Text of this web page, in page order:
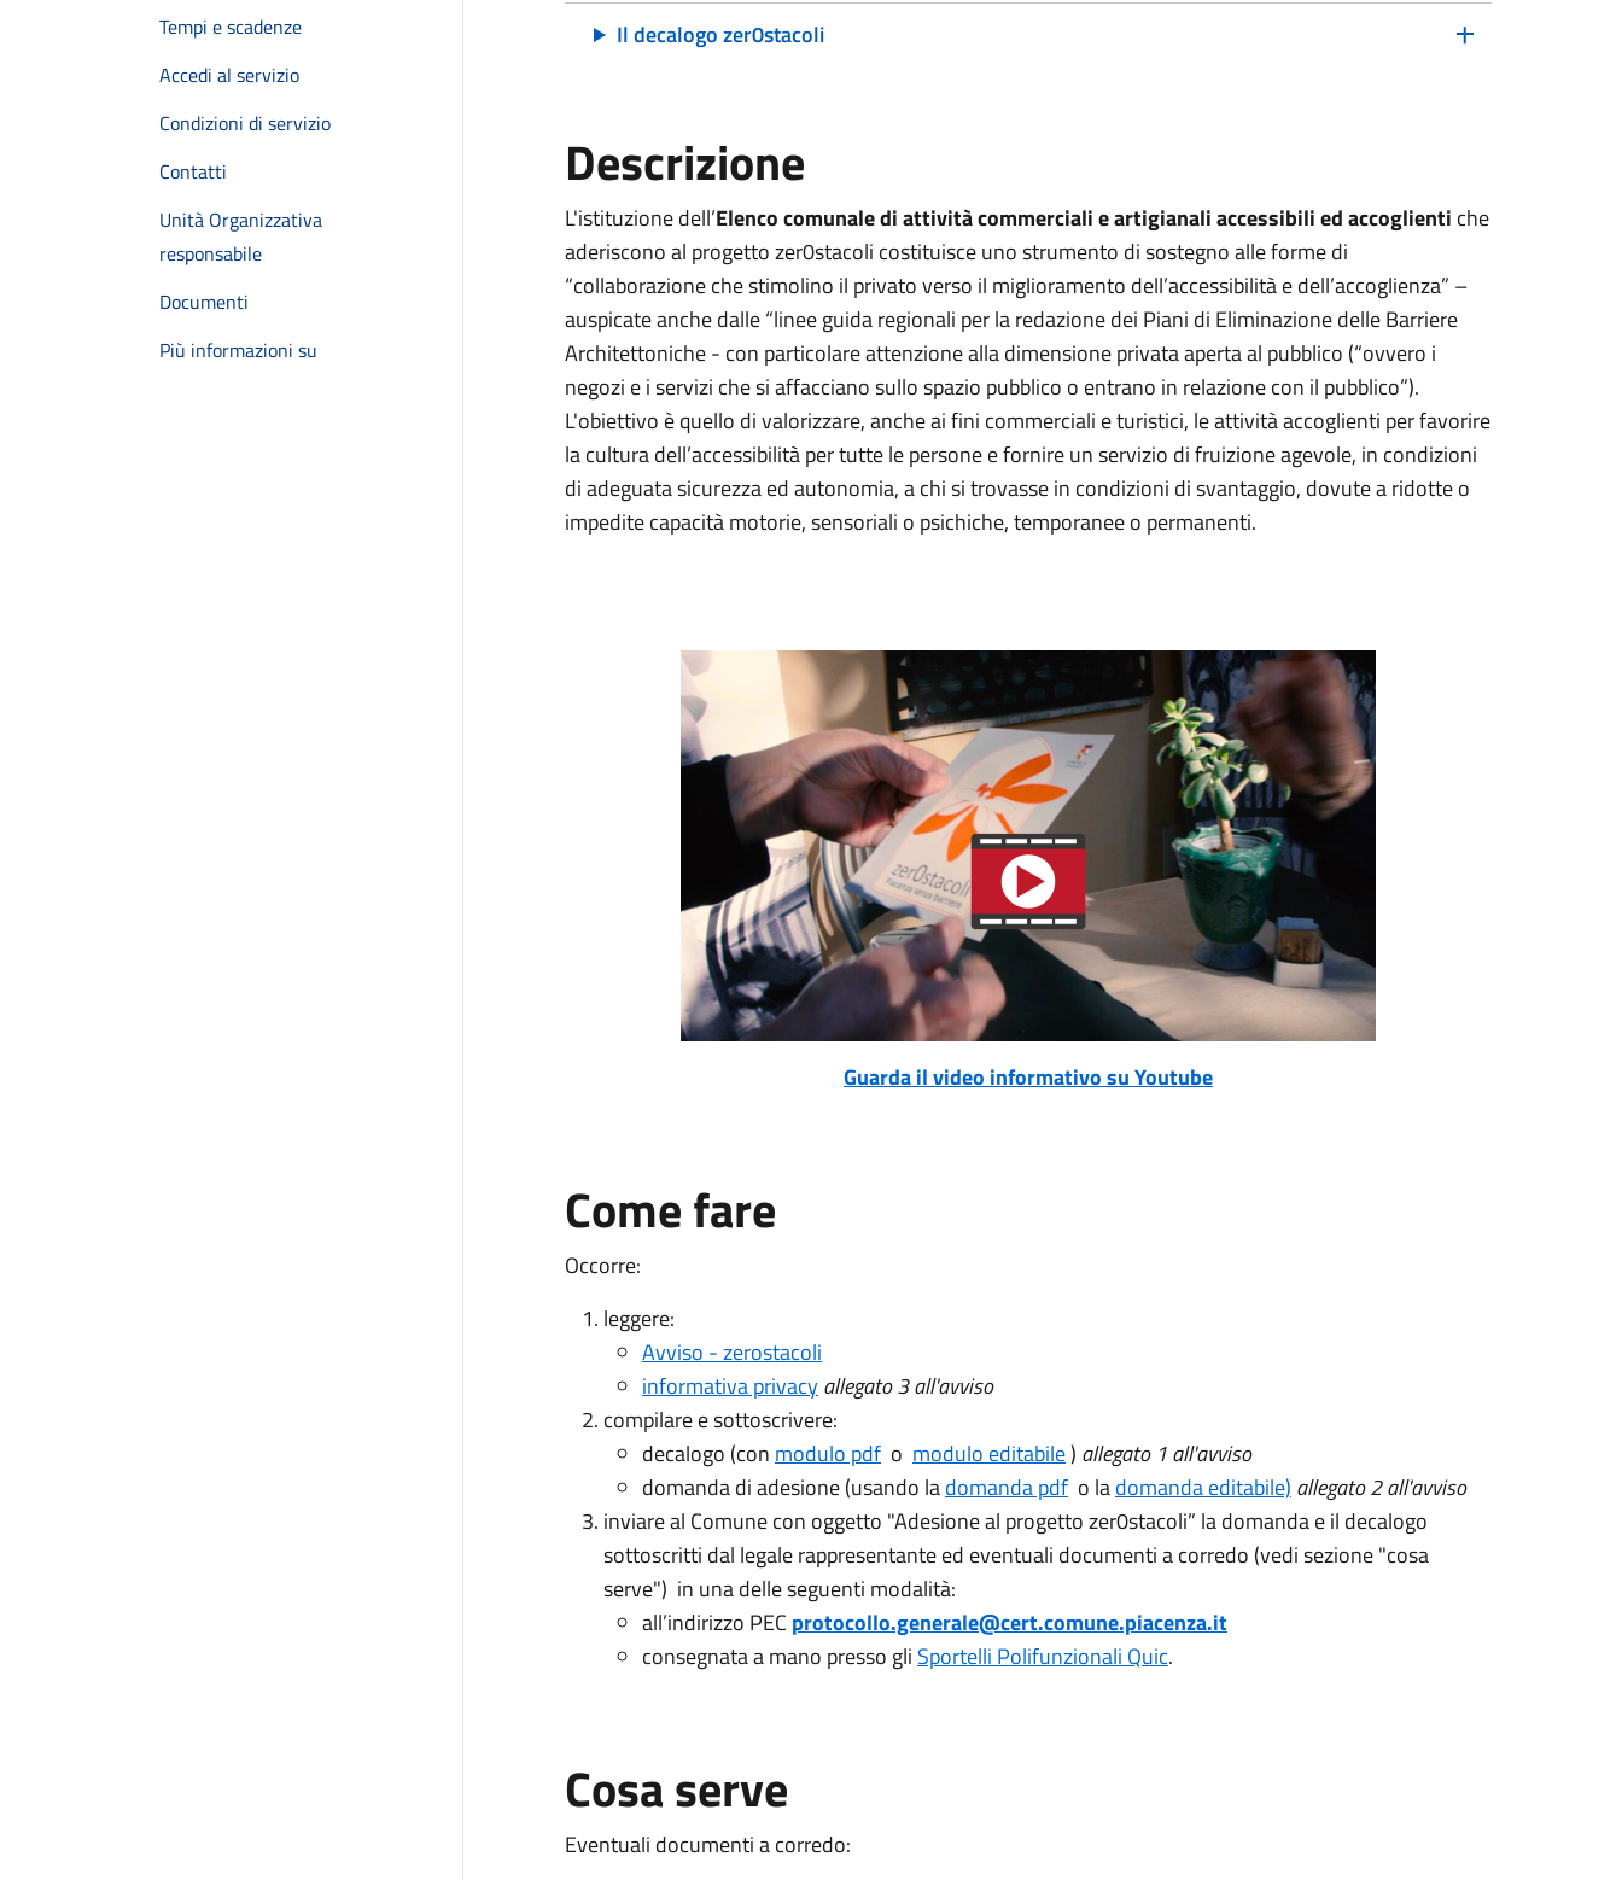
Tempi e scadenze
Accedi al servizio
Condizioni di servizio
Contatti
Unità Organizzativa
responsabile
Documenti
Più informazioni su
Il decalogo zer0stacoli
Descrizione
L'istituzione dell’Elenco comunale di attività commerciali e artigianali accessibili ed accoglienti che
aderiscono al progetto zer0stacoli costituisce uno strumento di sostegno alle forme di
“collaborazione che stimolino il privato verso il miglioramento dell’accessibilità e dell’accoglienza” –
auspicate anche dalle “linee guida regionali per la redazione dei Piani di Eliminazione delle Barriere
Architettoniche - con particolare attenzione alla dimensione privata aperta al pubblico (“ovvero i
negozi e i servizi che si affacciano sullo spazio pubblico o entrano in relazione con il pubblico”).
L'obiettivo è quello di valorizzare, anche ai fini commerciali e turistici, le attività accoglienti per favorire
la cultura dell’accessibilità per tutte le persone e fornire un servizio di fruizione agevole, in condizioni
di adeguata sicurezza ed autonomia, a chi si trovasse in condizioni di svantaggio, dovute a ridotte o
impedite capacità motorie, sensoriali o psichiche, temporanee o permanenti.
Guarda il video informativo su Youtube
Come fare
Occorre:
leggere:
Avviso - zerostacoli
informativa privacyallegato 3 all'avviso
compilare e sottoscrivere:
decalogo (con modulo pdfo modulo editabile) allegato 1 all'avviso
domanda di adesione (usando ladomanda pdfo ladomanda editabile) allegato 2 all'avviso
inviare al Comune con oggetto "Adesione al progetto zer0stacoli” la domanda e il decalogo
sottoscritti dal legale rappresentante ed eventuali documenti a corredo (vedi sezione "cosa
serve") in una delle seguenti modalità:
all’indirizzo PEC protocollo.generale@cert.comune.piacenza.it
consegnata a mano presso gli Sportelli Polifunzionali Quic.
Cosa serve
Eventuali documenti a corredo: